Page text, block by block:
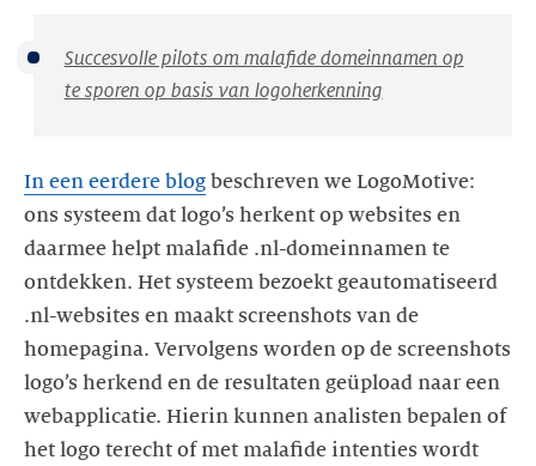
Succesvolle pilots om malafide domeinnamen op
te sporen op basis van logoherkenning
In een eerdere blog beschreven we LogoMotive:
ons systeem dat logo’s herkent op websites en
daarmee helpt malafide .nl-domeinnamen te
ontdekken. Het systeem bezoekt geautomatiseerd
.nl-websites en maakt screenshots van de
homepagina. Vervolgens worden op de screenshots
logo’s herkend en de resultaten geüpload naar een
webapplicatie. Hierin kunnen analisten bepalen of
het logo terecht of met malafide intenties wordt